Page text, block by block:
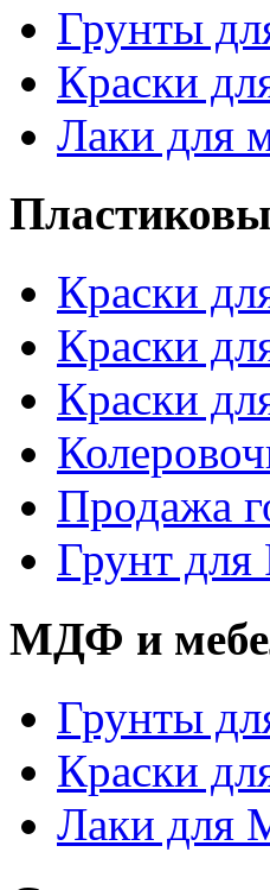
Грунты
Краски
Лаки для
Краски
Краски
Краски
Продажа
Грунт
МДФ и
Грунты
Краски
Лаки